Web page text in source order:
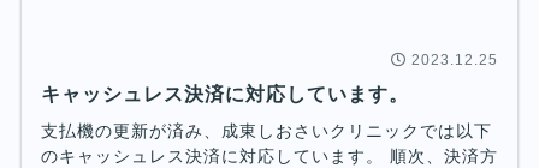
2023.12.25
キャッシュレス決済に対応しています。
支払機の更新が済み、成東しおさいクリニックでは以下
のキャッシュレス決済に対応しています。 順次、決済方